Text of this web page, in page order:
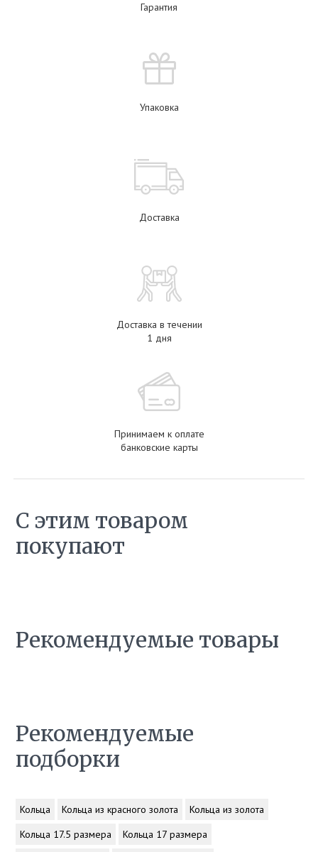
Гарантия
Упаковка
Доставка
Доставка в течении
1 дня
Принимаем к оплате
банковские карты
С этим товаром
покупают
Рекомендуемые товары
Рекомендуемые
подборки
Кольца Кольца из красного золота
Кольца из золота
Кольца 17.5 размера
Кольца 17 размера